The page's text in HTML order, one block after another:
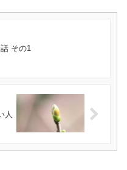
その1
人